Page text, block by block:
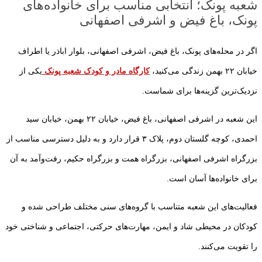
شعبه پونک؛ انتخابی مناسب برای خانواده‌های
پونک، باغ فیض و اشرفی اصفهانی
اگر در محله‌های پونک، باغ فیض، اشرفی اصفهانی، بلوار اباذر یا اطراف
خیابان ۲۲ بهمن زندگی می‌کنید، کارگاه مادر و کودک شعبه پونک یکی از
نزدیک‌ترین گزینه‌ها برای شماست.
این شعبه در اشرفی اصفهانی، باغ فیض، خیابان ۲۲ بهمن، خیابان سید
احمدی، کوچه گلستان دوم، پلاک ۳ قرار دارد و به دلیل دسترسی مناسب از
بزرگراه اشرفی اصفهانی، بزرگراه همت و بزرگراه حکیم، رفت‌وآمد به آن
برای خانواده‌ها آسان است.
فعالیت‌های این شعبه متناسب با گروه‌های سنی مختلف طراحی شده و
کودکان در محیطی شاد و ایمن، مهارت‌های حرکتی، اجتماعی و شناختی خود
را تقویت می‌کنند.